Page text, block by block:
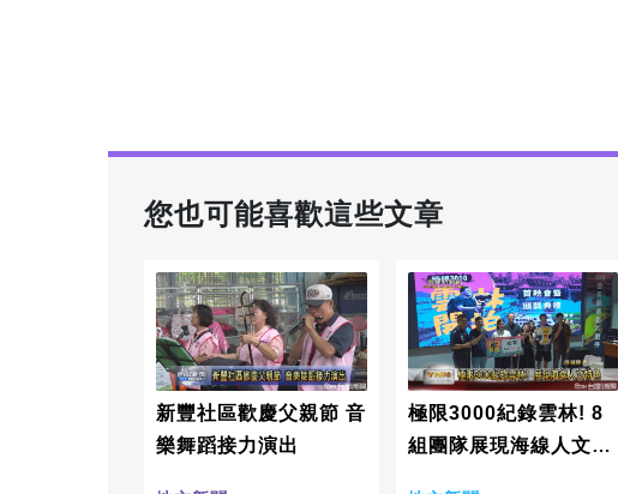
您也可能喜歡這些文章
新豐社區歡慶父親節 音
樂舞蹈接力演出
極限3000紀錄雲林! 8
組團隊展現海線人文特